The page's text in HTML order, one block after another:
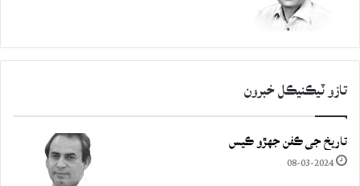
تازو ٽيڪنيڪل خبرون
تاريخ جي ڪفن جھڙو ڪيس
08-03-2024